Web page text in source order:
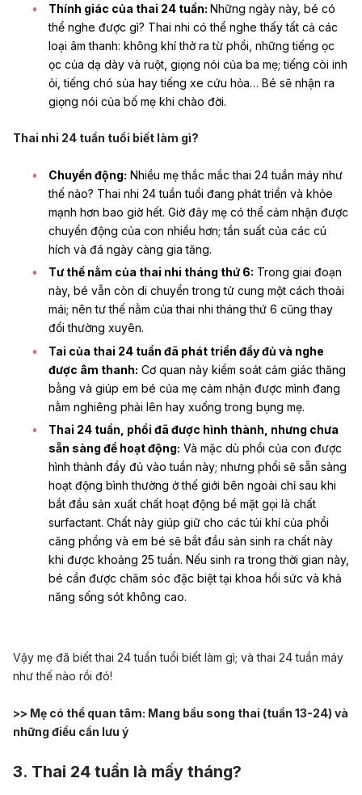
Thính giác của thai 24 tuần: Những ngày này, bé có
thể nghe được gì? Thai nhi có thể nghe thấy tất cả các
loại âm thanh: không khí thở ra từ phổi, những tiếng ọc
ọc của dạ dày và ruột, giọng nói của ba mẹ; tiếng còi inh
ỏi, tiếng chó sủa hay tiếng xe cứu hỏa… Bé sẽ nhận ra
giọng nói của bố mẹ khi chào đời.
Thai nhi 24 tuần tuổi biết làm gì?
Chuyển động: Nhiều mẹ thắc mắc thai 24 tuần máy như
thế nào? Thai nhi 24 tuần tuổi đang phát triển và khỏe
mạnh hơn bao giờ hết. Giờ đây mẹ có thể cảm nhận được
chuyển động của con nhiều hơn; tần suất của các cú
hích và đá ngày càng gia tăng.
Tư thế nằm của thai nhi tháng thứ 6: Trong giai đoạn
này, bé vẫn còn di chuyển trong tử cung một cách thoải
mái; nên tư thế nằm của thai nhi tháng thứ 6 cũng thay
đổi thường xuyên.
Tai của thai 24 tuần đã phát triển đầy đủ và nghe
được âm thanh: Cơ quan này kiểm soát cảm giác thăng
bằng và giúp em bé của mẹ cảm nhận được mình đang
nằm nghiêng phải lên hay xuống trong bụng mẹ.
Thai 24 tuần, phổi đã được hình thành, nhưng chưa
sẵn sàng để hoạt động: Và mặc dù phổi của con được
hình thành đầy đủ vào tuần này; nhưng phổi sẽ sẵn sàng
hoạt động bình thường ở thế giới bên ngoài chỉ sau khi
bắt đầu sản xuất chất hoạt động bề mặt gọi là chất
surfactant. Chất này giúp giữ cho các túi khí của phổi
căng phồng và em bé sẽ bắt đầu sản sinh ra chất này
khi được khoảng 25 tuần. Nếu sinh ra trong thời gian này,
bé cần được chăm sóc đặc biệt tại khoa hồi sức và khả
năng sống sót không cao.
Vậy mẹ đã biết thai 24 tuần tuổi biết làm gì; và thai 24 tuần máy
như thế nào rồi đó!
>> Mẹ có thể quan tâm: Mang bầu song thai (tuần 13-24) và
những điều cần lưu ý
3. Thai 24 tuần là mấy tháng?